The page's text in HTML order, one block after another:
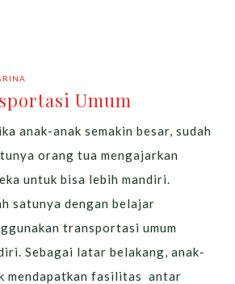
Umum
anak-anak semakin besar, sudah
orang tua mengajarkan
untuk bisa lebih mandiri.
satunya dengan belajar
transportasi umum
Sebagai latar belakang, anak-
mendapatkan fasilitas antar